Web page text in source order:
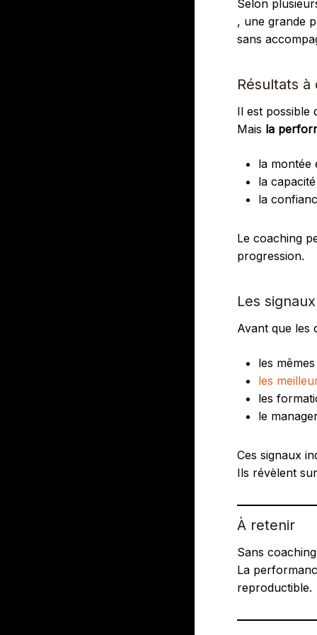
Selon
, une grande
sans
Résultats
Il est possible
Mais la
la montée
la capacité
la
Le coaching
progression.
Les
Avant que les
les
les
les
le
Ces signaux
Ils révèlent
À retenir
Sans
La
reproductible.